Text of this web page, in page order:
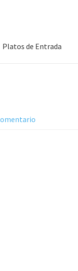
Platos de Entrada